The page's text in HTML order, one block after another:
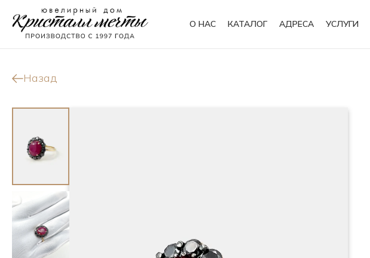
О НАС КАТАЛОГ АДРЕСА УСЛУГИ
Кольца
Назад